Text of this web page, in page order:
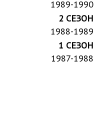
1989-1990
2 СЕЗОН
1988-1989
1 СЕЗОН
1987-1988